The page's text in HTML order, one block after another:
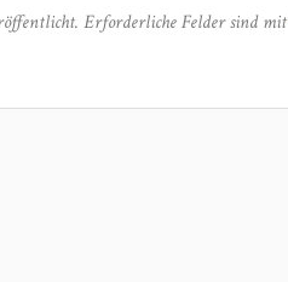
Erforderliche Felder sind mit